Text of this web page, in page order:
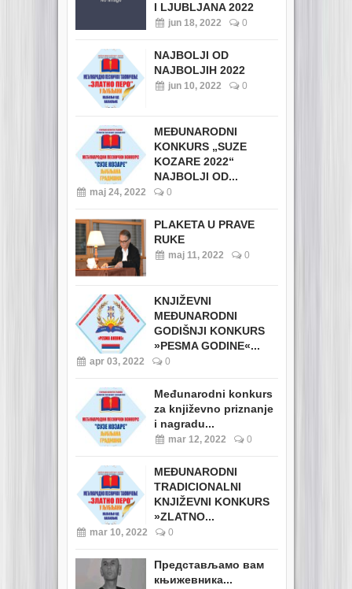
I LJUBLJANA 2022
jun 18, 2022 0
NAJBOLJI OD
NAJBOLJIH 2022
jun 10, 2022 0
MEĐUNARODNI
KONKURS „SUZE
KOZARE 2022“
NAJBOLJI OD...
maj 24, 2022 0
PLAKETA U PRAVE
RUKE
maj 11, 2022 0
KNJIŽEVNI
MEĐUNARODNI
GODIŠNJI KONKURS
»PESMA GODINE«...
apr 03, 2022 0
Međunarodni konkurs
za književno priznanje
i nagradu...
mar 12, 2022 0
MEĐUNARODNI
TRADICIONALNI
KNJIŽEVNI KONKURS
»ZLATNO...
mar 10, 2022 0
Представљамо вам
књижевника...